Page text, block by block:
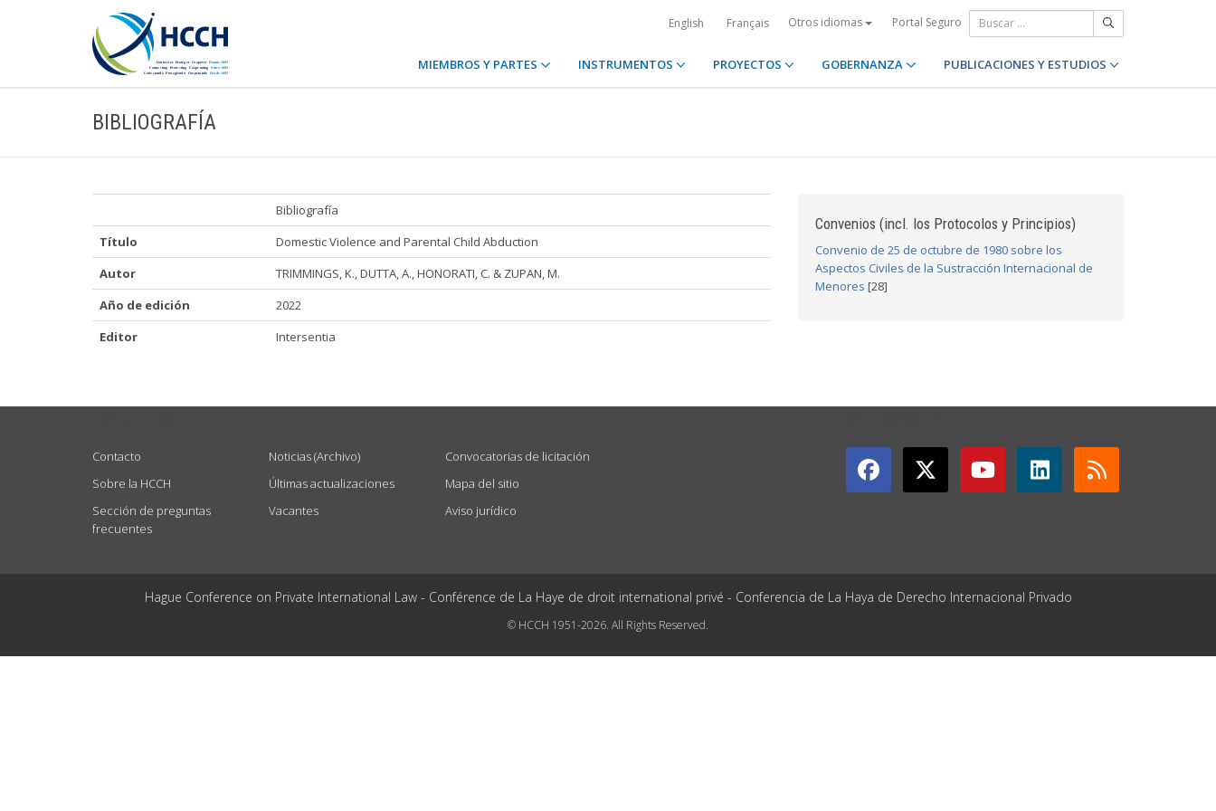
English Français Otros idiomas Portal Seguro
MIEMBROS Y PARTES INSTRUMENTOS PROYECTOS GOBERNANZA PUBLICACIONES Y ESTUDIOS
BIBLIOGRAFÍA
Bibliografía
Título
Domestic Violence and Parental Child Abduction
Autor
TRIMMINGS, K., DUTTA, A., HONORATI, C. & ZUPAN, M.
Año de edición
2022
Editor
Intersentia
Convenios (incl. los Protocolos y Principios)
Convenio de 25 de octubre de 1980 sobre los
Aspectos Civiles de la Sustracción Internacional de
Menores [28]
Contacto
Sobre la HCCH
Sección de preguntas
frecuentes
Noticias (Archivo)
Últimas actualizaciones
Vacantes
Convocatorias de licitación
Mapa del sitio
Aviso jurídico
Hague Conference on Private International Law - Conférence de La Haye de droit international privé - Conferencia de La Haya de Derecho Internacional Privado
© HCCH 1951-2026. All Rights Reserved.